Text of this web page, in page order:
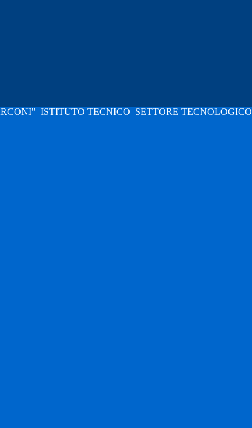
ISTITUTO TECNICO SETTORE TECNOLOGICO